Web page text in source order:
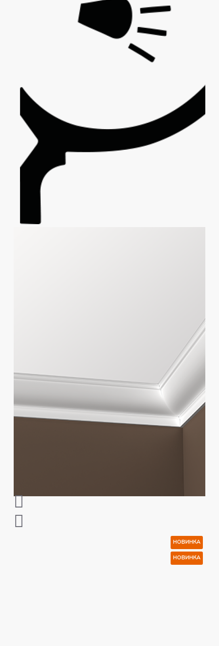
НОВИНКА
НОВИНКА